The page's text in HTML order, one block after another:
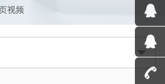
视频